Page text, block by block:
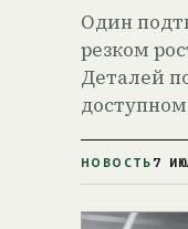
Один
резком
Деталей
НОВОСТЬ 7